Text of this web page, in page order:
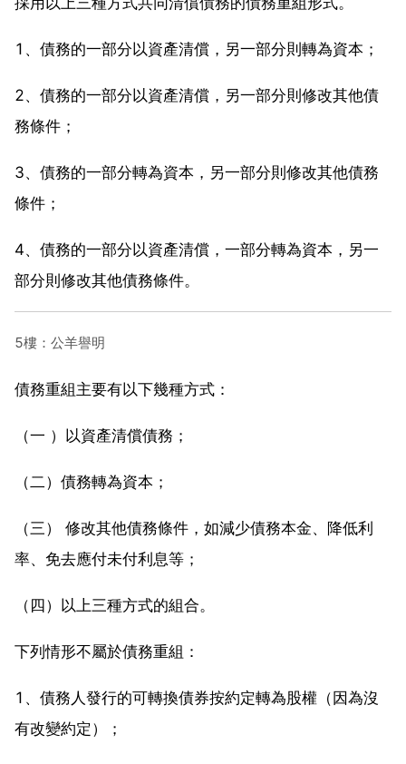
1、債務的一部分以資產清償，另一部分則轉為資本；
2、債務的一部分以資產清償，另一部分則修改其他債
務條件；
3、債務的一部分轉為資本，另一部分則修改其他債務
條件；
4、債務的一部分以資產清償，一部分轉為資本，另一
部分則修改其他債務條件。
5樓：公羊譽明
債務重組主要有以下幾種方式：
（一 ）以資產清償債務；
（二）債務轉為資本；
（三） 修改其他債務條件，如減少債務本金、降低利
率、免去應付未付利息等；
（四）以上三種方式的組合。
下列情形不屬於債務重組：
1、債務人發行的可轉換債券按約定轉為股權（因為沒
有改變約定）；